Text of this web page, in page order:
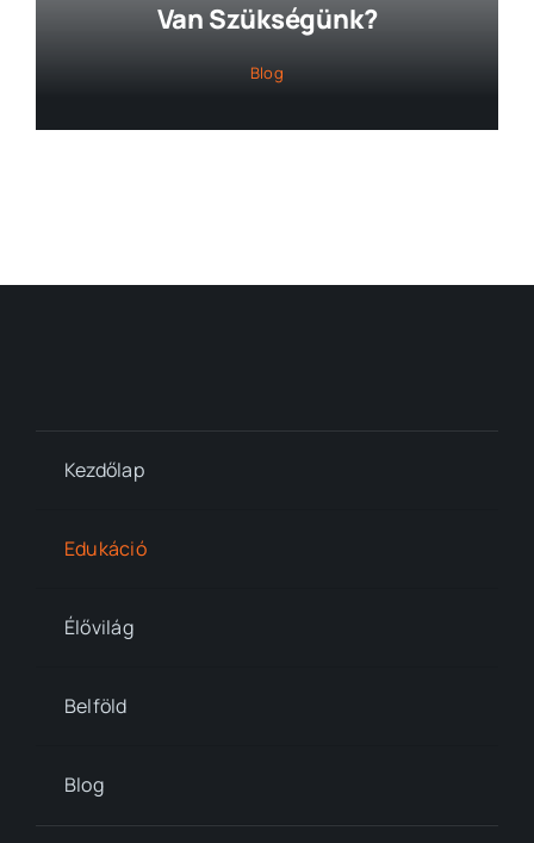
Van Szükségünk?
Blog
Kezdőlap
Edukáció
Élővilág
Belföld
Blog